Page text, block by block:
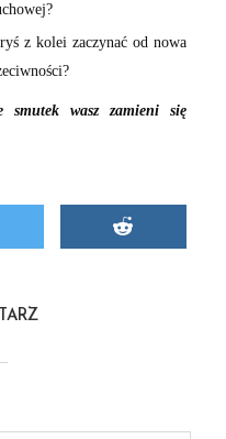
z kolei zaczynać od nowa
smutek wasz zamieni się